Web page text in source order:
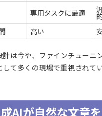
専用タスクに最適
高い
計は今や、ファインチューニ
て多くの現場で重視されてい
AIが自然な文章